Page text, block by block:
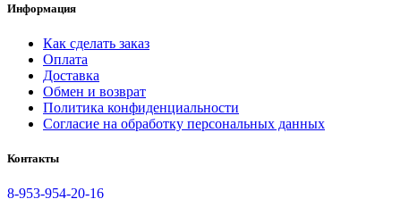
Информация
Как сделать заказ
Оплата
Доставка
Обмен и возврат
Политика конфиденциальности
Согласие на обработку персональных данных
Контакты
8-953-954-20-16